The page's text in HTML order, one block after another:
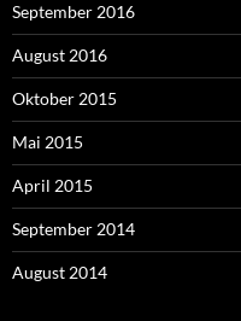
September 2016
August 2016
Oktober 2015
Mai 2015
April 2015
September 2014
August 2014